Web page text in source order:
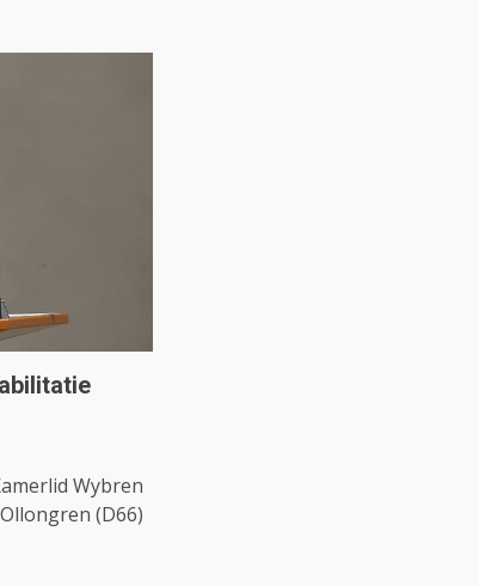
Wybren
(D66)